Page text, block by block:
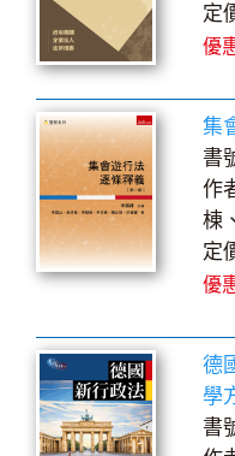
定
優
集
書
作
棟
定
優
德
學
書